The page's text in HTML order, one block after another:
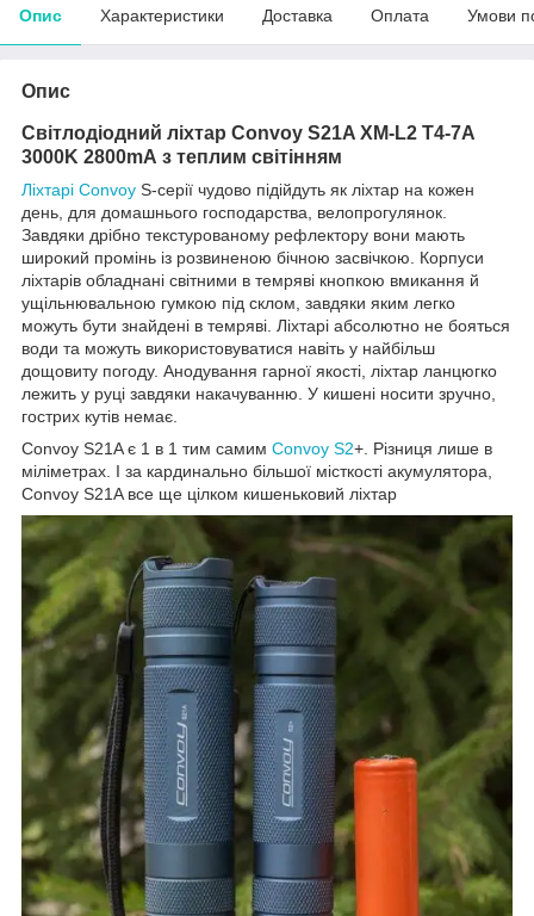
Опис Характеристики Доставка Оплата Умови
Опис
Світлодіодний ліхтар Convoy S21A XM-L2 T4-7A
3000K 2800mA з теплим світінням
Ліхтарі Convoy S-серії чудово підійдуть як ліхтар на кожен
день, для домашнього господарства, велопрогулянок.
Завдяки дрібно текстурованому рефлектору вони мають
широкий промінь із розвиненою бічною засвічкою. Корпуси
ліхтарів обладнані світними в темряві кнопкою вмикання й
ущільнювальною гумкою під склом, завдяки яким легко
можуть бути знайдені в темряві. Ліхтарі абсолютно не бояться
води та можуть використовуватися навіть у найбільш
дощовиту погоду. Анодування гарної якості, ліхтар ланцюгко
лежить у руці завдяки накачуванню. У кишені носити зручно,
гострих кутів немає.
Convoy S21A є 1 в 1 тим самим Convoy S2+. Різниця лише в
міліметрах. І за кардинально більшої місткості акумулятора,
Convoy S21A все ще цілком кишеньковий ліхтар